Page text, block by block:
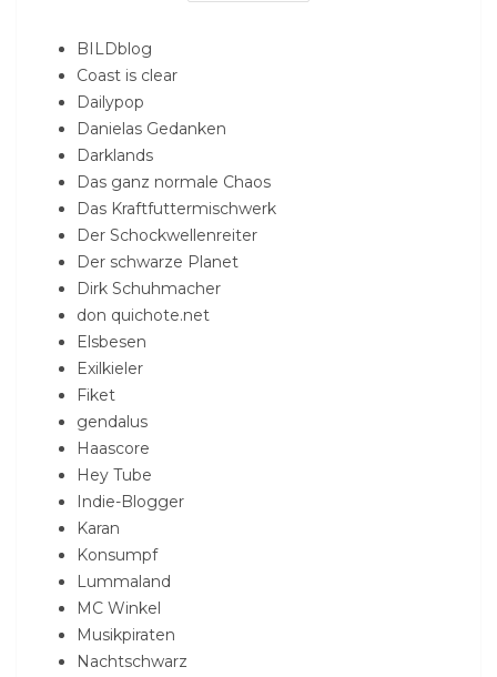
BILDblog
Coast is clear
Dailypop
Danielas Gedanken
Darklands
Das ganz normale Chaos
Das Kraftfuttermischwerk
Der Schockwellenreiter
Der schwarze Planet
Dirk Schuhmacher
don quichote.net
Elsbesen
Exilkieler
Fiket
gendalus
Haascore
Hey Tube
Indie-Blogger
Karan
Konsumpf
Lummaland
MC Winkel
Musikpiraten
Nachtschwarz